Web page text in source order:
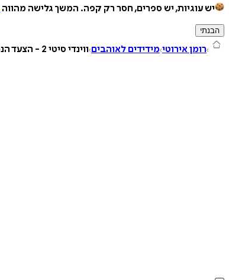
יש עוגיות, יש ספרים, חסר רק קפה. המשך גלישה מהווה
הבנתי
רומן אירוטי מידידים לאוהבים ווינדי סיטי 2 - הצעד הנכון